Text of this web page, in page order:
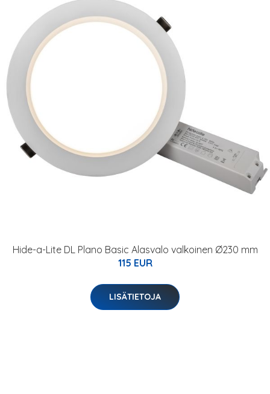
Hide-a-Lite DL Plano Basic Alasvalo valkoinen Ø230 mm
115 EUR
LISÄTIETOJA